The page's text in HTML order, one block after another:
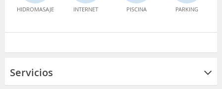
HIDROMASAJE INTERNET PISCINA PARKING
Servicios